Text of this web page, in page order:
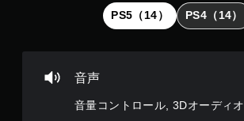
PS5（14） PS4（14）
音声
音量コントロール, 3Dオーディオ